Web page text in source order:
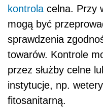
kontrola celna. Przy
mogą być
sprawdzenia
towarów. Kontrole
przez służby celne
instytucje, np.
fitosanitarną.